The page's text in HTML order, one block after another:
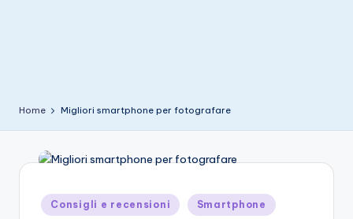
Home Migliori smartphone per fotografare
Posted
in
Consigli e recensioni Smartphone